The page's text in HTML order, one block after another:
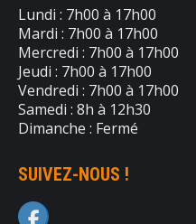
Lundi : 7h00 à 17h00
Mardi : 7h00 à 17h00
Mercredi : 7h00 à 17h00
Jeudi : 7h00 à 17h00
Vendredi : 7h00 à 17h00
Samedi : 8h à 12h30
Dimanche : Fermé
SUIVEZ-NOUS !